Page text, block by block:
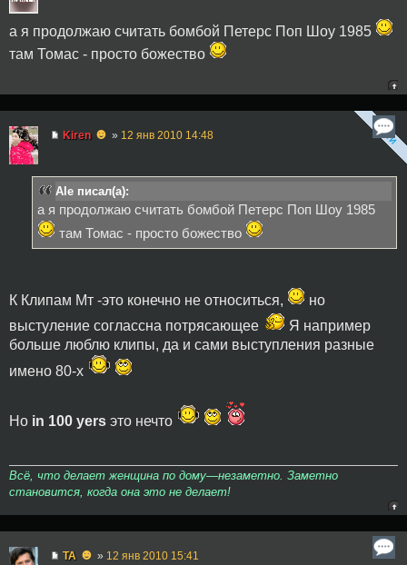
а я продолжаю считать бомбой Петерс Поп Шоу 1985
там Томас - просто божество
Kiren ☻ » 12 янв 2010 14:48
Ale писал(а):
а я продолжаю считать бомбой Петерс Поп Шоу 1985
там Томас - просто божество
К Клипам Мт -это конечно не относиться,
но
выстуление соглассна потрясающее
Я например
больше люблю клипы, да и сами выступления разные
имено 80-х
Но in 100 yers это нечто
Всё, что делает женщина по дому—незаметно. Заметно
становится, когда она это не делает!
TA ☻ » 12 янв 2010 15:41